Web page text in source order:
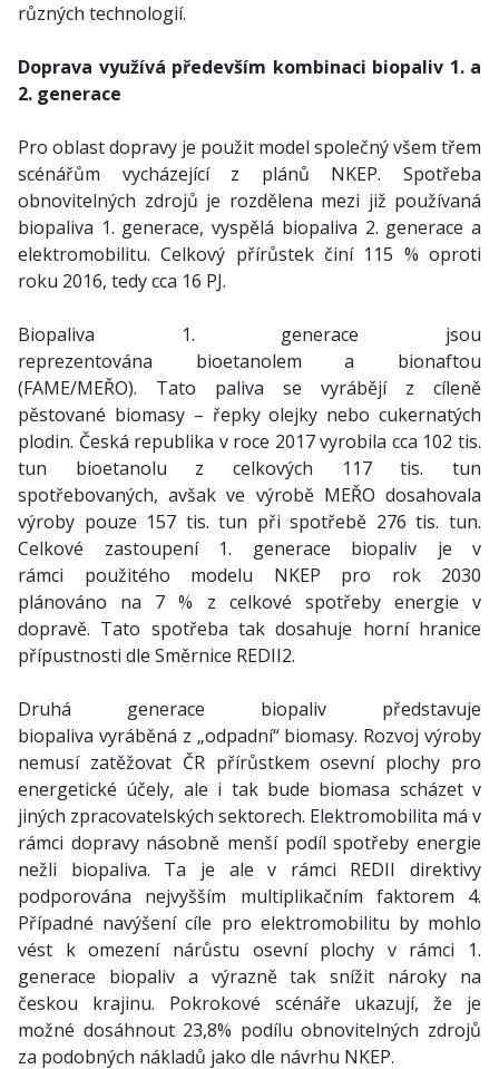
různých technologií.
Doprava využívá především kombinaci biopaliv 1. a
2. generace
Pro oblast dopravy je použit model společný všem třem
scénářům vycházející z plánů NKEP. Spotřeba
obnovitelných zdrojů je rozdělena mezi již používaná
biopaliva 1. generace, vyspělá biopaliva 2. generace a
elektromobilitu. Celkový přírůstek činí 115 % oproti
roku 2016, tedy cca 16 PJ.
Biopaliva 1. generace jsou
reprezentována bioetanolem a bionaftou
(FAME/MEŘO). Tato paliva se vyrábějí z cíleně
pěstované biomasy – řepky olejky nebo cukernatých
plodin. Česká republika v roce 2017 vyrobila cca 102 tis.
tun bioetanolu z celkových 117 tis. tun
spotřebovaných, avšak ve výrobě MEŘO dosahovala
výroby pouze 157 tis. tun při spotřebě 276 tis. tun.
Celkové zastoupení 1. generace biopaliv je v
rámci použitého modelu NKEP pro rok 2030
plánováno na 7 % z celkové spotřeby energie v
dopravě. Tato spotřeba tak dosahuje horní hranice
přípustnosti dle Směrnice REDII2.
Druhá generace biopaliv představuje
biopaliva vyráběná z „odpadní“ biomasy. Rozvoj výroby
nemusí zatěžovat ČR přírůstkem osevní plochy pro
energetické účely, ale i tak bude biomasa scházet v
jiných zpracovatelských sektorech. Elektromobilita má v
rámci dopravy násobně menší podíl spotřeby energie
nežli biopaliva. Ta je ale v rámci REDII direktivy
podporována nejvyšším multiplikačním faktorem 4.
Případné navýšení cíle pro elektromobilitu by mohlo
vést k omezení nárůstu osevní plochy v rámci 1.
generace biopaliv a výrazně tak snížit nároky na
českou krajinu. Pokrokové scénáře ukazují, že je
možné dosáhnout 23,8% podílu obnovitelných zdrojů
za podobných nákladů jako dle návrhu NKEP.